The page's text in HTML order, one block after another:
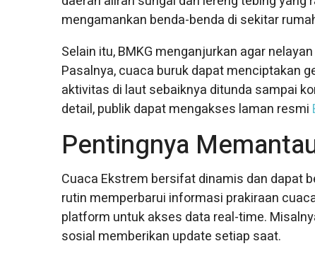
mengamankan benda-benda di sekitar
Selain itu, BMKG menganjurkan agar
Pasalnya, cuaca buruk dapat menciptakan
aktivitas di laut sebaiknya ditunda sampai
detail, publik dapat mengakses laman resmi
Pentingnya
Cuaca Ekstrem bersifat dinamis dan dapat
rutin memperbarui informasi prakiraan
platform untuk akses data real-time.
sosial memberikan update setiap saat.